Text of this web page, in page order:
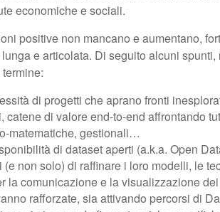
economiche e sociali.
positive non mancano e aumentano,
e articolata. Di seguito alcuni
di progetti che aprano fronti
catene di valore end-to-end affrontando
matematiche, gestionali…
di dataset aperti (a.k.a. Open
non solo) di raffinare i loro modelli, le
la comunicazione e la visualizzazione
rafforzate, sia attivando percorsi di